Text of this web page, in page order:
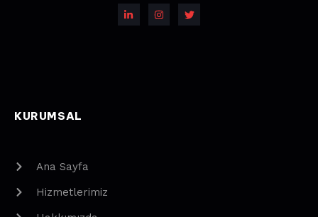
KURUMSAL
Ana Sayfa
Hizmetlerimiz